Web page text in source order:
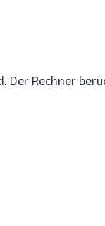
Der Rechner